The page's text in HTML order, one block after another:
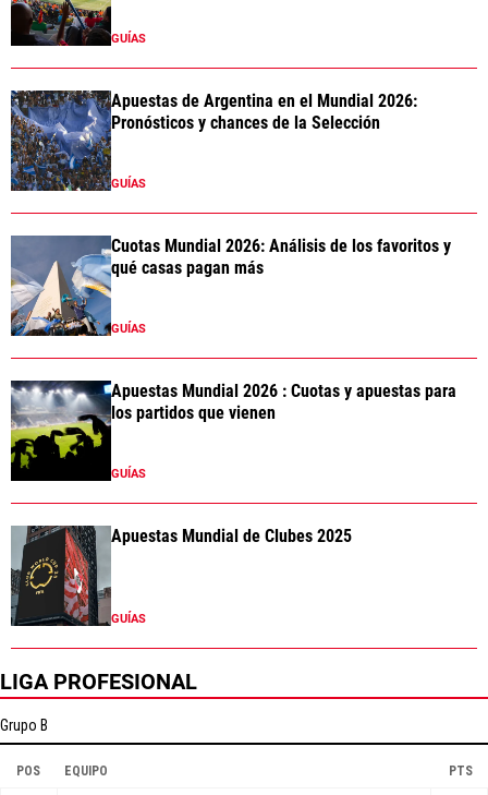
GUÍAS
Apuestas de Argentina en el Mundial 2026:
Pronósticos y chances de la Selección
GUÍAS
Cuotas Mundial 2026: Análisis de los favoritos y
qué casas pagan más
GUÍAS
Apuestas Mundial 2026 : Cuotas y apuestas para
los partidos que vienen
GUÍAS
Apuestas Mundial de Clubes 2025
GUÍAS
LIGA PROFESIONAL